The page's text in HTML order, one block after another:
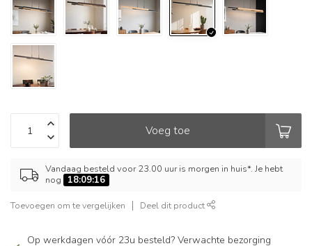
Voeg toe
Vandaag besteld voor 23.00 uur is morgen in huis*. Je hebt
nog
18:09:16
Toevoegen om te vergelijken Deel dit product
Op werkdagen vóór 23u besteld? Verwachte bezorging